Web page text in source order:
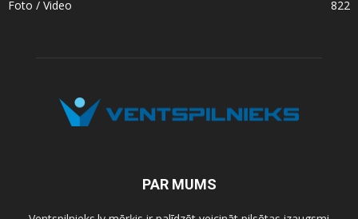
Foto / Video
822
PAR MUMS